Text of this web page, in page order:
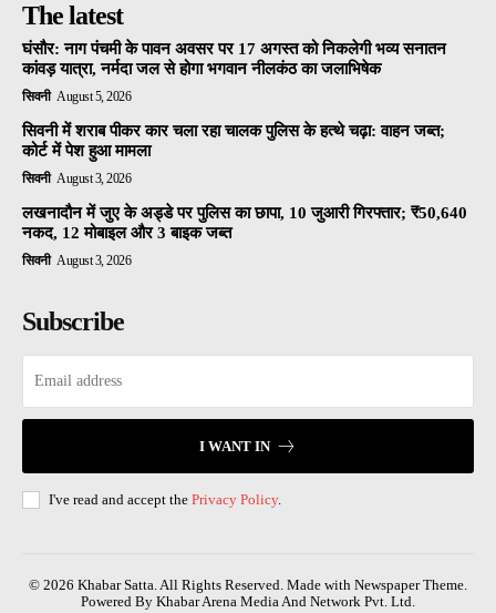
The latest
घंसौर: नाग पंचमी के पावन अवसर पर 17 अगस्त को निकलेगी भव्य सनातन
कांवड़ यात्रा, नर्मदा जल से होगा भगवान नीलकंठ का जलाभिषेक
सिवनी August 5, 2026
सिवनी में शराब पीकर कार चला रहा चालक पुलिस के हत्थे चढ़ा: वाहन जब्त;
कोर्ट में पेश हुआ मामला
सिवनी August 3, 2026
लखनादौन में जुए के अड्डे पर पुलिस का छापा, 10 जुआरी गिरफ्तार; ₹50,640
नकद, 12 मोबाइल और 3 बाइक जब्त
सिवनी August 3, 2026
Subscribe
I WANT IN
I've read and accept the Privacy Policy.
© 2026 Khabar Satta. All Rights Reserved. Made with Newspaper Theme.
Powered By Khabar Arena Media And Network Pvt. Ltd.